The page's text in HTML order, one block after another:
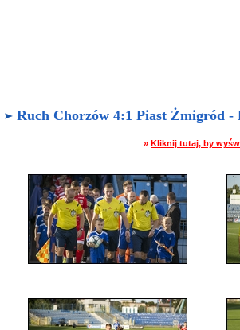
Ruch Chorzów 4:1 Piast Żmigród -
» Kliknij tutaj, by